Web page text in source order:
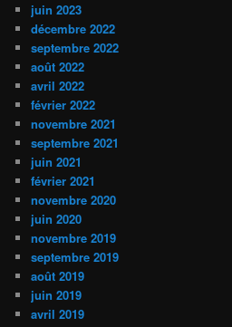
juin 2023
décembre 2022
septembre 2022
août 2022
avril 2022
février 2022
novembre 2021
septembre 2021
juin 2021
février 2021
novembre 2020
juin 2020
novembre 2019
septembre 2019
août 2019
juin 2019
avril 2019